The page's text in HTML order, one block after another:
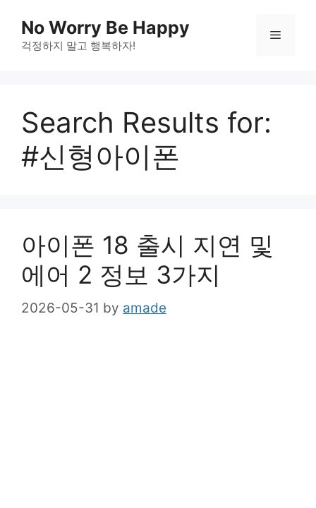
content
No Worry Be Happy
걱정하지 말고 행복하자!
Menu
Search Results for:
#신형아이폰
아이폰 18 출시 지연 및
에어 2 정보 3가지
2026-05-31 by amade